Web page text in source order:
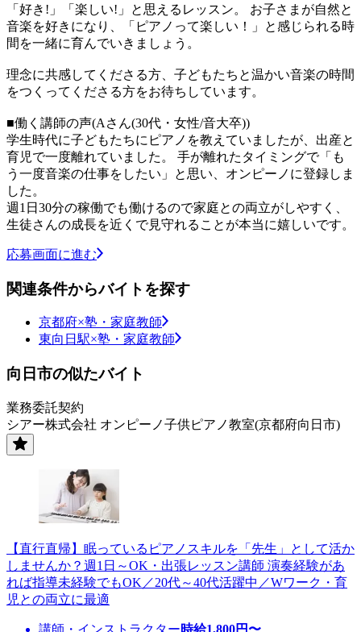
「好き!」「楽しい!」と思えるレッスン。 お子さまが自然と
音楽を好きになり、「ピアノって楽しい！」と感じられる時
間を一緒に育んでいきましょう。
理念に共感してくださる方、子どもたちと温かい音楽の時間
をつくってくださる方をお待ちしています。
■働く講師の声(Aさん(30代・女性/音大卒))
学生時代に子どもたちにピアノを教えていましたが、出産と
育児で一度離れていました。 手が離れたタイミングで「も
う一度音楽の仕事をしたい」と思い、オンピーノに登録しま
した。
週1日30分の稼働でも働けるので家庭との両立がしやすく、
生徒さんの成長を近くで見守れることが本当に嬉しいです。
応募画面に進む
関連条件からバイトを探す
京都府×塾・家庭教師
東向日駅×塾・家庭教師
向日市の似たバイト
業務委託契約
シアー株式会社 オンピーノ子供ピアノ教室(京都府向日市)
【直行直帰】眠っているピアノスキルを「先生」として活か
しませんか？週1日～OK・出張レッスン講師 演奏経験があ
れば指導未経験でもOK／20代～40代活躍中／Wワーク・育
児との両立に最適
講師・インストラクター時給1,800円〜